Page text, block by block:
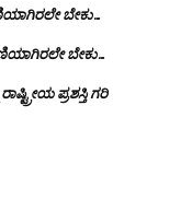
ಬೇಕು…
ಬೇಕು…
ಪ್ರಶಸ್ತಿ ಗರಿ